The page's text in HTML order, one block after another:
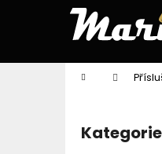
Domů
Přeskočit
kategorie
Kategorie
í
Zpět
do
Zpět
do